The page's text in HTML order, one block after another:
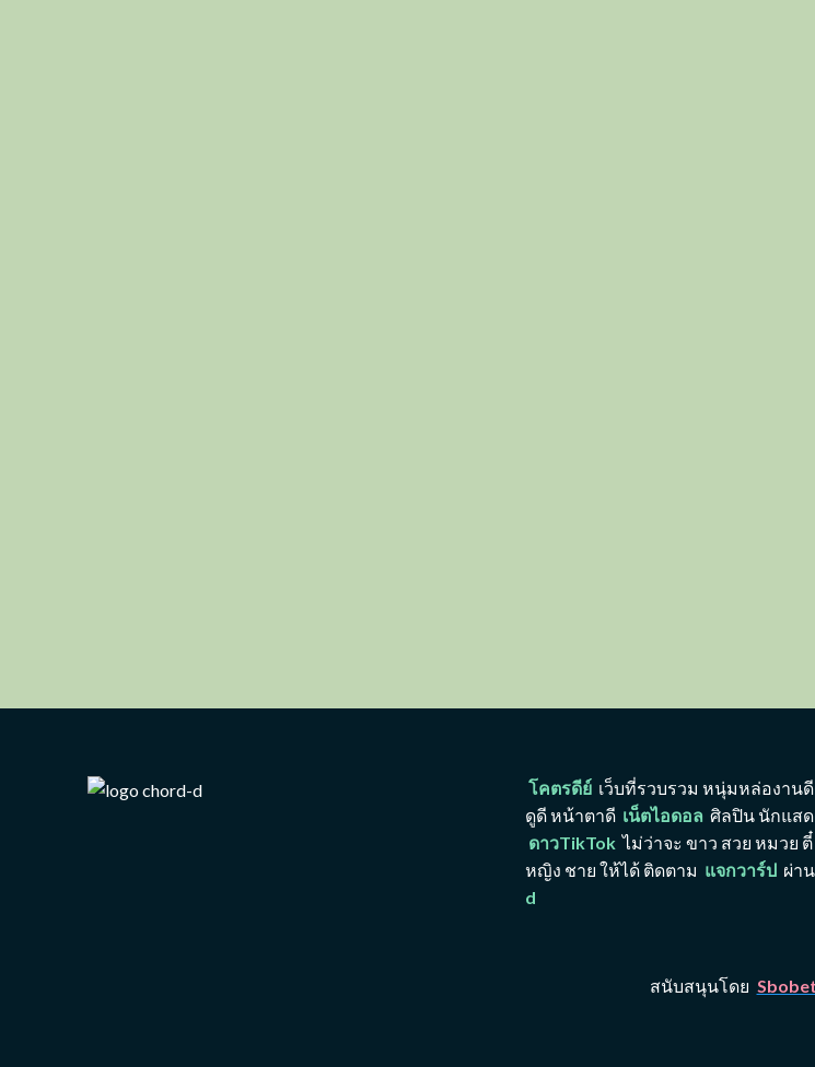
โคตรดีย์ เว็บที่รวบรวม หนุ่มหล่องาน
ดูดี หน้าตาดี เน็ตไอดอล ศิลปิน นักแสด
ดาวTikTok ไม่ว่าจะ ขาว สวย หมวย
หญิง ชาย ให้ได้ ติดตาม แจกวาร์ป ผ่า
d
สนับสนุนโดย Sbobet